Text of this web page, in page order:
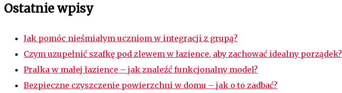
Ostatnie wpisy
Jak pomóc nieśmiałym uczniom w integracji z grupą?
Czym uzupełnić szafkę pod zlewem w łazience, aby zachować idealny porządek?
Pralka w małej łazience – jak znaleźć funkcjonalny model?
Bezpieczne czyszczenie powierzchni w domu – jak o to zadbać?